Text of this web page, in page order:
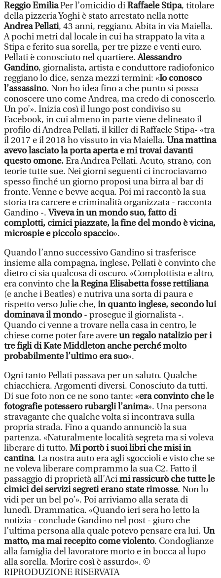
Reggio EmiliaPer l’omicidio diRaffaele Stipa, titolare
della pizzeria Yoghi è stato arrestato nella notte
Andrea Pellati, 43 anni, reggiano. Abita in via Maiella.
A pochi metri dal locale in cui ha strappato la vita a
Stipa e ferito sua sorella, per tre pizze e venti euro.
Pellati è conosciuto nel quartiere.Alessandro
Gandino, giornalista, artista e conduttore radiofonico
reggiano lo dice, senza mezzi termini: «Io conosco
l’assassino. Non ho idea fino a che punto si possa
conoscere uno come Andrea, ma credo di conoscerlo.
Un po’». Inizia così il lungo post condiviso su
Facebook, in cui almeno in parte viene delineato il
profilo di Andrea Pellati, il killer di Raffaele Stipa- «tra
il 2017 e il 2018 ho vissuto in via Maiella. Una mattina
avevo lasciato la porta aperta e mi trovai davanti
questo omone.Era Andrea Pellati. Acuto, strano, con
teorie tutte sue. Nei giorni seguenti ci incrociavamo
spesso finché un giorno proposi una birra al bar di
fronte. Venne e bevve acqua. Poi mi raccontò la sua
storia tra carcere e criminalità organizzata - racconta
Gandino -.Viveva in un mondo suo, fatto di
complotti, cimici piazzate, la fine del mondo è vicina,
microspie e piccolo spaccio».
Quando l’anno successivo Gandino si trasferisce
insieme alla compagna, inglese, Pellati è convinto che
dietro ci sia qualcosa di oscuro. «Complottista e altro,
era convinto chela Regina Elisabetta fosse rettiliana
(e anche i Beatles) e nutriva una sorta di paura e
rispetto verso Julie che, in quanto inglese, secondo lui
dominava il mondo- prosegue il giornalista -.
Quando ci venne a trovare nella casa in centro, le
chiese come poter fare avereun regalo natalizio per i
tre figli di Kate Middleton anche perché molto
probabilmente l’ultimo era suo».
Ogni tanto Pellati passava per un saluto. Qualche
chiacchiera. Argomenti diversi. Conosciuto da tutti.
Di sue foto non ce ne sono tante: «era convinto che le
fotografie potessero rubargli l’anima». Una persona
stravagante che qualche volta si incontrava sulla
propria strada. Fino a quando annunciò la sua
partenza. «Naturalmente località segreta ma si voleva
liberare di tutto. Mi portò i suoi libri che misi in
cantina. La nostra auto era agli sgoccioli e visto che se
ne voleva liberare comprammo la sua C2. Fatto il
passaggio di proprietà all’Acimi rassicurò che tutte le
cimici dei servizi segreti erano state rimosse. Non lo
vidi per un bel po’». Poi arriviamo alla serata di
lunedì. Drammatica. «Quando ieri sera ho letto la
notizia - conclude Gandino nel post - giuro che
l’ultima persona alla quale potevo pensare era lui. Un
matto, ma mai recepito come violento. Condoglianze
alla famiglia del lavoratore morto e in bocca al lupo
alla sorella. Morire così è assurdo». ©
RIPRODUZIONE RISERVATA